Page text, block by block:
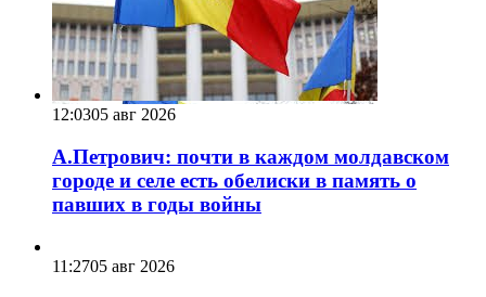
12:0305 авг 2026
А.Петрович: почти в каждом молдавском
городе и селе есть обелиски в память о
павших в годы войны
11:2705 авг 2026